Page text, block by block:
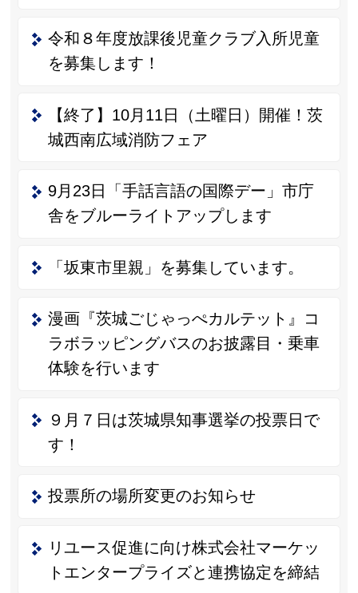
令和８年度放課後児童クラブ入所児童
を募集します！
【終了】10月11日（土曜日）開催！茨
城西南広域消防フェア
9月23日「手話言語の国際デー」市庁
舎をブルーライトアップします
「坂東市里親」を募集しています。
漫画『茨城ごじゃっぺカルテット』コ
ラボラッピングバスのお披露目・乗車
体験を行います
９月７日は茨城県知事選挙の投票日で
す！
投票所の場所変更のお知らせ
リユース促進に向け株式会社マーケッ
トエンタープライズと連携協定を締結